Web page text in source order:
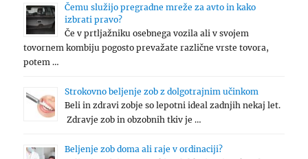
Čemu služijo pregradne mreže za avto in kako
izbrati pravo?
Če v prtljažniku osebnega vozila ali v svojem
tovornem kombiju pogosto prevažate različne vrste tovora,
potem …
Strokovno beljenje zob z dolgotrajnim učinkom
Beli in zdravi zobje so lepotni ideal zadnjih nekaj let.
Zdravje zob in obzobnih tkiv je …
Beljenje zob doma ali raje v ordinaciji?